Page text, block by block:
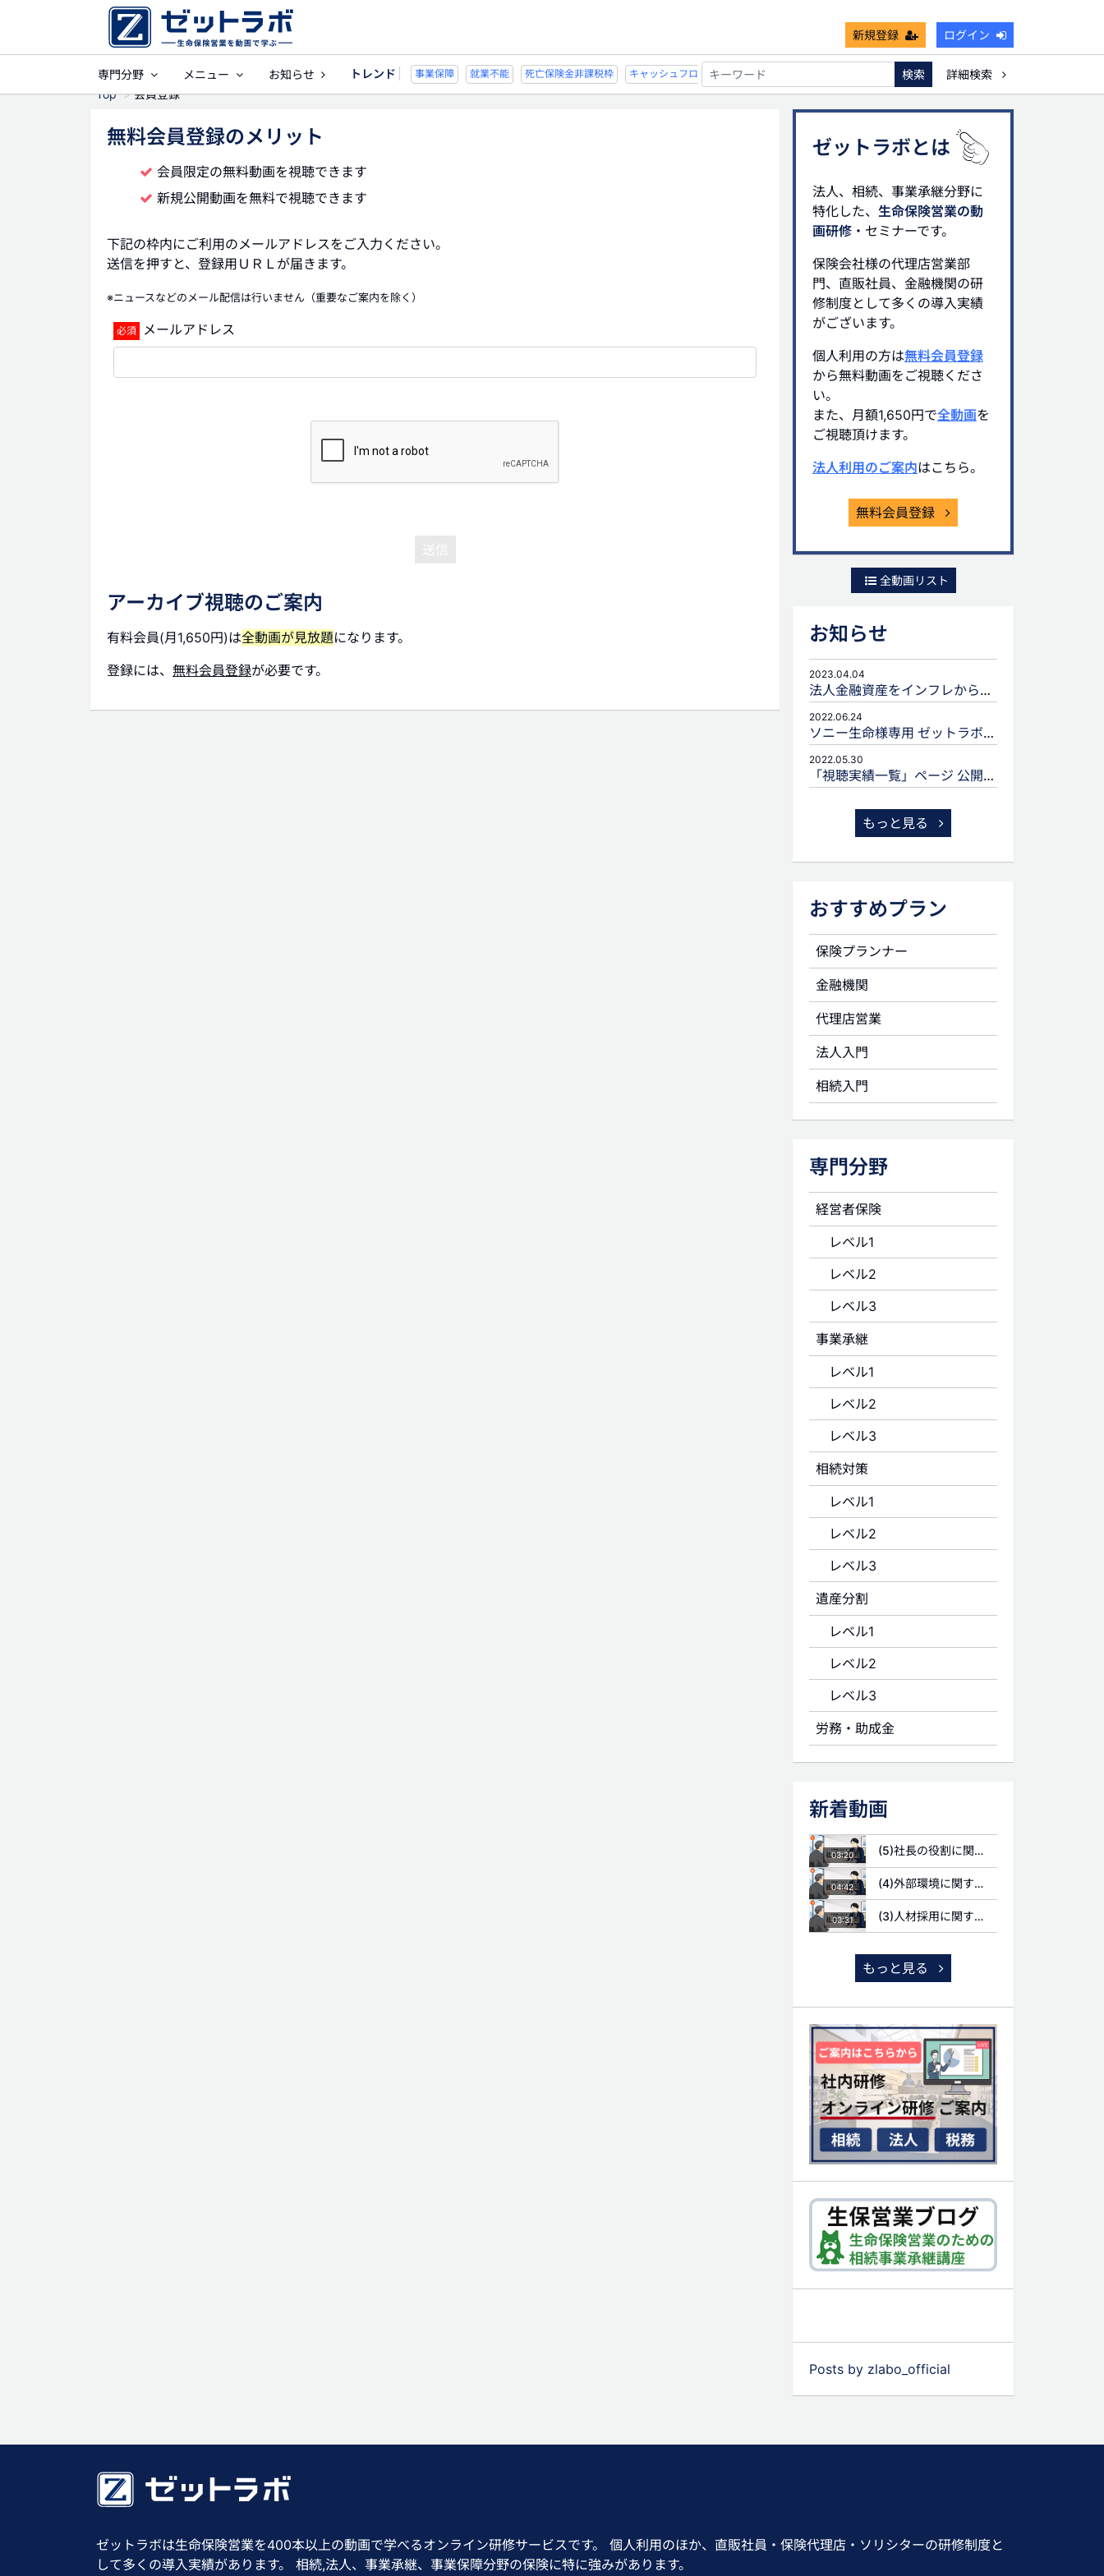
新規登録 ログイン
専門分野 メニュー お知らせ トレンド
事業保障 就業不能 死亡保険金非課税枠 キャッシュフロー 宗教法人 事業保障 就業不能 死亡保険金非課税枠 キャッシュフロー 宗教法人
検索
詳細検索
Top
会員登録
無料会員登録のメリット
会員限定の無料動画を視聴できます
新規公開動画を無料で視聴できます
下記の枠内にご利用のメールアドレスをご入力ください。
送信を押すと、登録用ＵＲＬが届きます。
※ニュースなどのメール配信は行いません（重要なご案内を除く）
メールアドレス
アーカイブ視聴のご案内
有料会員(月1,650円)は全動画が見放題になります。
登録には、 無料会員登録が必要です。
ゼットラボとは
法人、相続、事業承継分野に
特化した、 生命保険営業の動
画研修 ・セミナーです。
保険会社様の代理店営業部
門、直販社員、金融機関の研
修制度として多くの導入実績
がございます。
個人利用の方は無料会員登録
から無料動画をご視聴くださ
い。
また、月額1,650円で全動画を
ご視聴頂けます。
法人利用のご案内はこちら。
無料会員登録
全動画リスト
お知らせ
2023.04.04
法人金融資産をインフレから守るための生命保険活用
2022.06.24
ソニー生命様専用 ゼットラボforLIFEPLANNERのご案内
2022.05.30
「視聴実績一覧」ページ 公開のお知らせ
もっと見る
おすすめプラン
保険プランナー
金融機関
代理店営業
法人入門
相続入門
専門分野
経営者保険
レベル1
レベル2
レベル3
事業承継
レベル1
レベル2
レベル3
相続対策
レベル1
レベル2
レベル3
遺産分割
レベル1
レベル2
レベル3
労務・助成金
新着動画
03:20 (5)社長の役割に関する質問
04:42 (4)外部環境に関する質問
03:31 (3)人材採用に関する質問
もっと見る
Posts by zlabo_official
ゼットラボは生命保険営業を400本以上の動画で学べるオンライン研修サービスです。 個人利用のほか、直販社員・保険代理店・ソリシターの研修制度と
して多くの導入実績があります。 相続,法人、事業承継、事業保障分野の保険に特に強みがあります。